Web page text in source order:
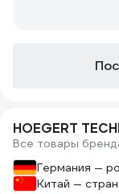
HOEGERT
Все товары
Германия —
Китай —